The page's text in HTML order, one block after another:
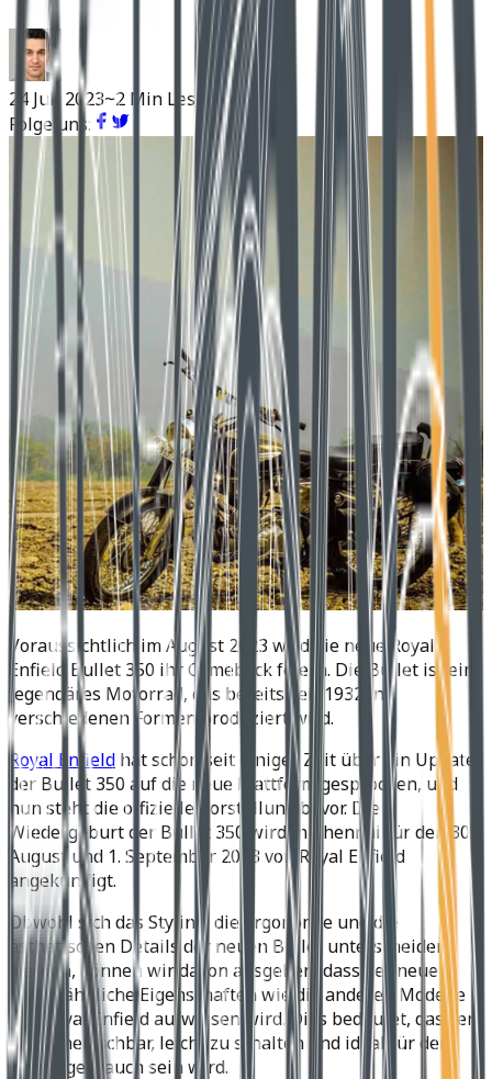
24 Juli 2023~2 Min Lesen
Folge uns:
Voraussichtlich im August 2023 wird die neue Royal
Enfield Bullet 350 ihr Comeback feiern. Die Bullet ist ein
legendäres Motorrad, das bereits seit 1932 in
verschiedenen Formen produziert wird.
Royal Enfield hat schon seit einiger Zeit über ein Update
der Bullet 350 auf die neue Plattform gesprochen, und
nun steht die offizielle Vorstellung bevor. Die
Wiedergeburt der Bullet 350 wird in Chennai für den 30.
August und 1. September 2023 von Royal Enfield
angekündigt.
Obwohl sich das Styling, die Ergonomie und die
ästhetischen Details der neuen Bullet unterscheiden
werden, können wir davon ausgehen, dass der neue
Motor ähnliche Eigenschaften wie die anderen Modelle
von Royal Enfield aufweisen wird. Dies bedeutet, dass er
gut beherrschbar, leicht zu schalten und ideal für den
Alltagsgebrauch sein wird.